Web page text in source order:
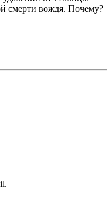
смерти вождя. Почему?